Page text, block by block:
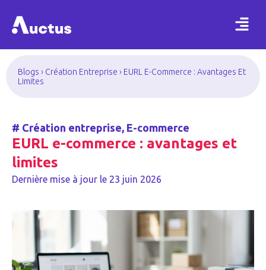
Blogs › Création Entreprise › EURL E-Commerce : Avantages Et
Limites
# Création entreprise, E-commerce
EURL e-commerce : avantages et
limites
Dernière mise à jour le 23 juin 2026